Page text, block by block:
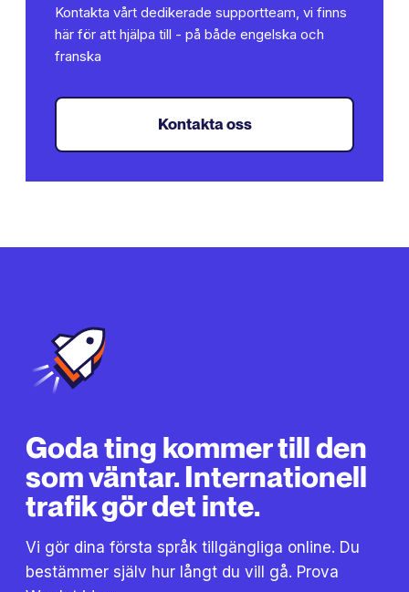
Kontakta vårt dedikerade supportteam, vi finns
här för att hjälpa till - på både engelska och
franska
Kontakta oss
Goda ting kommer till den
som väntar. Internationell
trafik gör det inte.
Vi gör dina första språk tillgängliga online. Du
bestämmer själv hur långt du vill gå. Prova